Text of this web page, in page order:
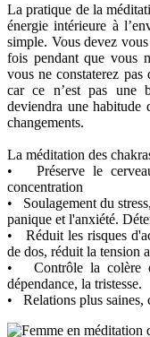
La pratique de la
énergie intérieure à
simple. Vous devez
fois pendant que vous
vous ne constaterez pas
car ce n’est pas une
deviendra une habitude
changements.
La méditation des
• Préserve le
concentration
• Soulagement du
panique et l'anxiété.
• Réduit les risques
de dos, réduit la tension
• Contrôle la colère
dépendance, la tristesse.
• Relations plus saines,